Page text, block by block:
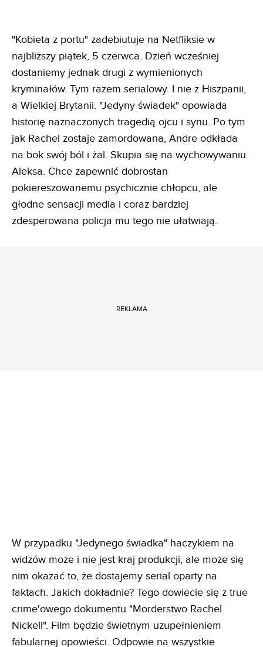
"Kobieta z portu" zadebiutuje na Netfliksie w
najbliższy piątek, 5 czerwca. Dzień wcześniej
dostaniemy jednak drugi z wymienionych
kryminałów. Tym razem serialowy. I nie z Hiszpanii,
a Wielkiej Brytanii. "Jedyny świadek" opowiada
historię naznaczonych tragedią ojcu i synu. Po tym
jak Rachel zostaje zamordowana, Andre odkłada
na bok swój ból i żal. Skupia się na wychowywaniu
Aleksa. Chce zapewnić dobrostan
pokiereszowanemu psychicznie chłopcu, ale
głodne sensacji media i coraz bardziej
zdesperowana policja mu tego nie ułatwiają.
REKLAMA
W przypadku "Jedynego świadka" haczykiem na
widzów może i nie jest kraj produkcji, ale może się
nim okazać to, że dostajemy serial oparty na
faktach. Jakich dokładnie? Tego dowiecie się z true
crime'owego dokumentu "Morderstwo Rachel
Nickell". Film będzie świetnym uzupełnieniem
fabularnej opowieści. Odpowie na wszystkie